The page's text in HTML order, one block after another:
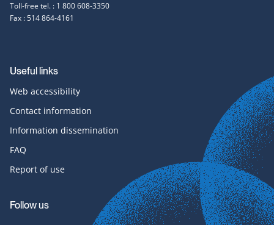
Toll-free tel. : 1 800 608-3350
Fax : 514 864-4161
Useful links
Web accessibility
Contact information
Information dissemination
FAQ
Report of use
Follow us